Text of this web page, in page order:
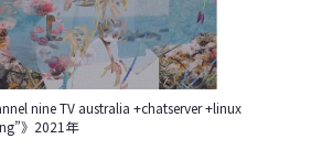
nine TV australia +chatserver +linux
》2021年